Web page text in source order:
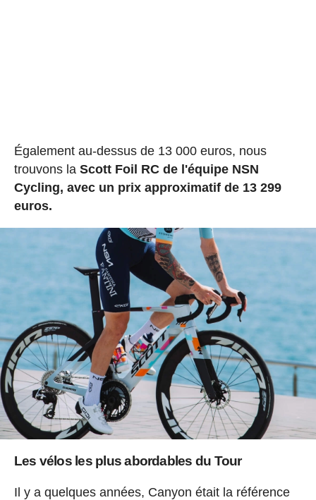
Également au-dessus de 13 000 euros, nous
trouvons la Scott Foil RC de l'équipe NSN
Cycling, avec un prix approximatif de 13 299
euros.
Les vélos les plus abordables du Tour
Il y a quelques années, Canyon était la référence